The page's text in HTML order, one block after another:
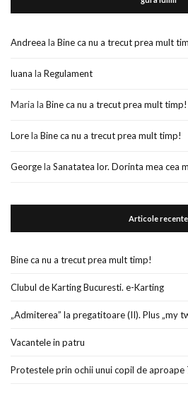
Andreea la Bine ca nu a trecut prea mult
luana la Regulament
Maria la Bine ca nu a trecut prea mult timp!
Lorela Bine ca nu a trecut prea mult timp!
Georgela Sanatatea lor. Dorinta mea cea
Articole recente
Bine ca nu a trecut prea mult timp!
Clubul de Karting Bucuresti. e-Karting
„Admiterea” la pregatitoare (II). Plus „my
Vacantele in patru
Protestele prin ochii unui copil de aproape